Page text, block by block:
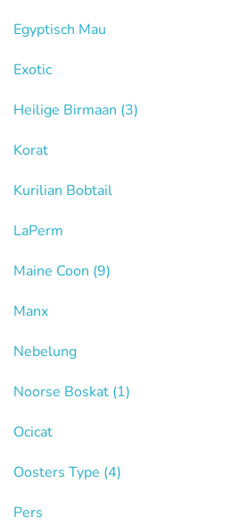
Egyptisch Mau
Exotic
Heilige Birmaan (3)
Korat
Kurilian Bobtail
LaPerm
Maine Coon (9)
Manx
Nebelung
Noorse Boskat (1)
Ocicat
Oosters Type (4)
Pers